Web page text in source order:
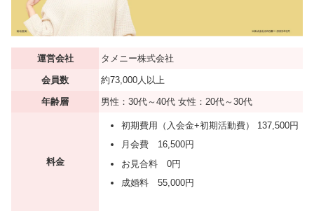
運営会社 タメニー株式会社
会員数 約73,000人以上
年齢層 男性：30代～40代 女性：20代～30代
料金
初期費用（入会金+初期活動費） 137,500円
月会費 16,500円
お見合料 0円
成婚料 55,000円